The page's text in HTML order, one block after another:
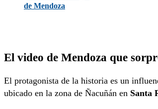
de Mendoza
El video de Mendoza que
El protagonista de la historia es un
ubicado en la zona de Ñacuñán en Santa